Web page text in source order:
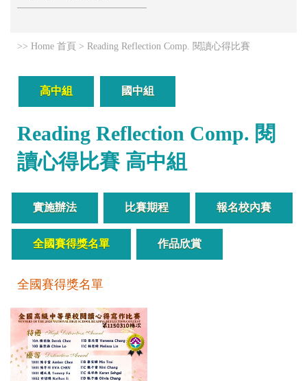
>> Home 首頁 > Reading Reflection Comp. 閱讀心得比賽
高中組 國中組
Reading Reflection Comp. 閱
讀心得比賽 高中組
實施辦法 比賽期程 報名校內賽
全國賽得獎名單 作品欣賞
全國賽得獎名單